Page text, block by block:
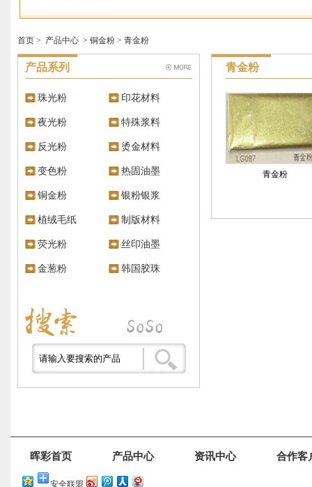
首页 > 产品中心 > 铜金粉 > 青金粉
产品系列
珠光粉 印花材料
夜光粉 特殊浆料
反光粉 烫金材料
变色粉 热固油墨
铜金粉 银粉银浆
植绒毛纸 制版材料
荧光粉 丝印油墨
金葱粉 韩国胶珠
青金粉
青金粉
晖彩首页 产品中心 资讯中心 合作客
安全联盟